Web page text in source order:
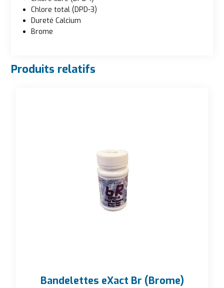
Chlore total (DPD-3)
Dureté Calcium
Brome
Produits relatifs
Bandelettes eXact Br (Brome)